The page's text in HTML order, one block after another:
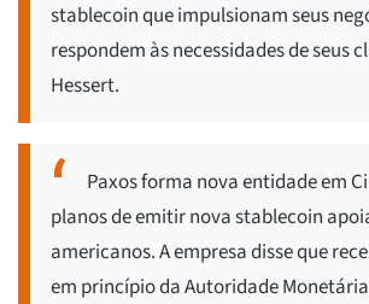
stablecoin que impulsionam seus
respondem às necessidades de seus
Hessert.
Paxos forma nova entidade em
planos de emitir nova stablecoin
americanos. A empresa disse que
em princípio da Autoridade